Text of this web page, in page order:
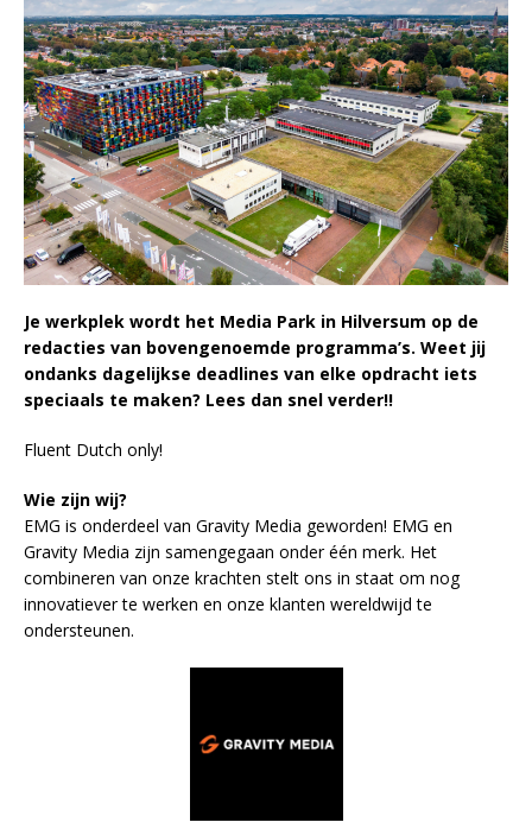
Je werkplek wordt het Media Park in Hilversum op de
redacties van bovengenoemde programma’s. Weet jij
ondanks dagelijkse deadlines van elke opdracht iets
speciaals te maken? Lees dan snel verder!!
Fluent Dutch only!
Wie zijn wij?
EMG is onderdeel van Gravity Media geworden! EMG en
Gravity Media zijn samengegaan onder één merk. Het
combineren van onze krachten stelt ons in staat om nog
innovatiever te werken en onze klanten wereldwijd te
ondersteunen.